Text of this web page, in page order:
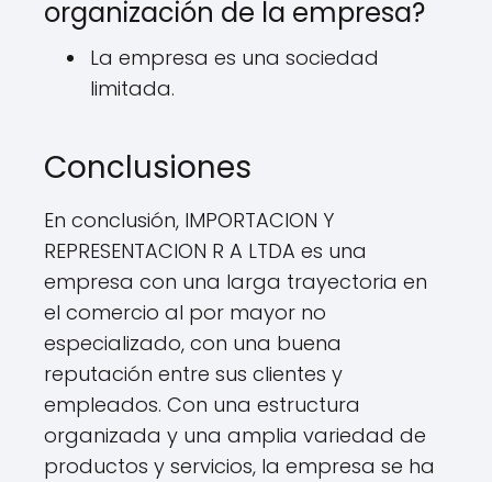
organización de la empresa?
La empresa es una sociedad
limitada.
Conclusiones
En conclusión, IMPORTACION Y
REPRESENTACION R A LTDA es una
empresa con una larga trayectoria en
el comercio al por mayor no
especializado, con una buena
reputación entre sus clientes y
empleados. Con una estructura
organizada y una amplia variedad de
productos y servicios, la empresa se ha